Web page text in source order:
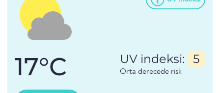
17°C UV indeksi: 5
Orta derecede risk